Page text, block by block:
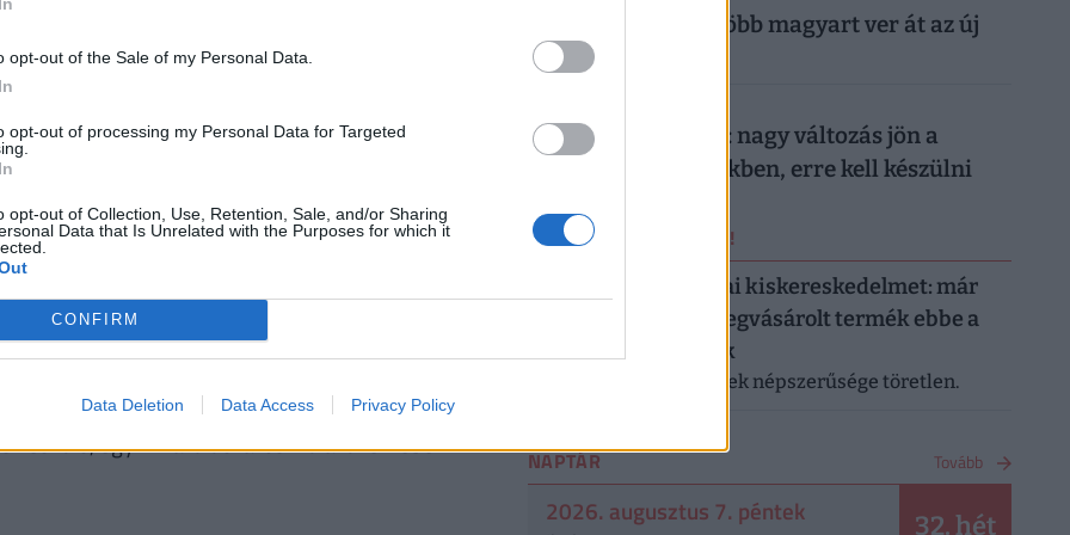
opt-out of the Sale of my Personal Data.
opt-out of processing my Personal Data for Targeted
opt-out of Collection, Use, Retention, Sale, and/or Sharing
Data that Is Unrelated with the Purposes for which it
CONFIRM
Data Deletion Data Access Privacy Policy
kalkulációt végezni, saját preferenciáink
Ehhez keresd fel aPénzcentrum kalkulátorát.
két évre felfüggeszti egy 15 milliárd kanadai
Ontario tartományban, a kereslet
azt tervezi, hogy 2040-re minden új járműve
meghajtású lesz.
például a nehézségekkel küzdő Nissan
építésétől a japán Kjúsú szigetén, alig
Land Rover is elhalasztotta elektromos
egymilliárd dolláros indiai üzemében –
nyaralását: egyre több magyart ver át az új
digitális trend
Döntött a kormány: nagy változás jön a
háziorvosi rendelőkben, erre kell készülni
ERRŐL NE MARADJ LE!
Letarolták az európai kiskereskedelmet: már
minden második megvásárolt termék ebbe a
kategóriába tartozik
A saját márkás termékek népszerűsége töretlen.
NAPTÁR Tovább
2026. augusztus 7. péntek 32. hét